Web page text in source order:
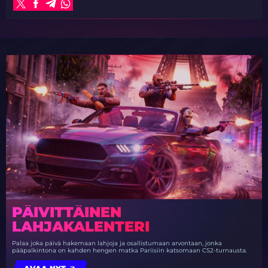
PÄIVITTÄINEN
LAHJAKALENTERI
Palaa joka päivä hakemaan lahjoja ja osallistumaan arvontaan, jonka
pääpalkintona on kahden hengen matka Pariisiin katsomaan CS2-turnausta.